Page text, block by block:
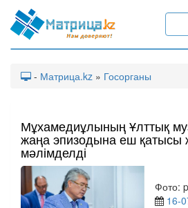
- Матрица.kz » Госорганы
Мұхамедиұлының Ұлттық
жаңа эпизодына еш қатысы
мәлімделді
Фото:
16-